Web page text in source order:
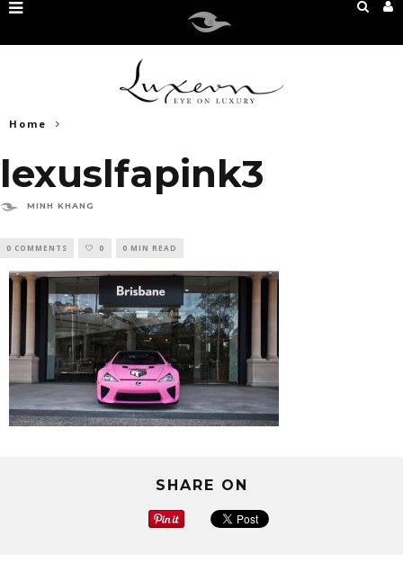
Home
lexuslfapink3
MINH KHANG
0 COMMENTS 0 0 MIN READ
SHARE ON